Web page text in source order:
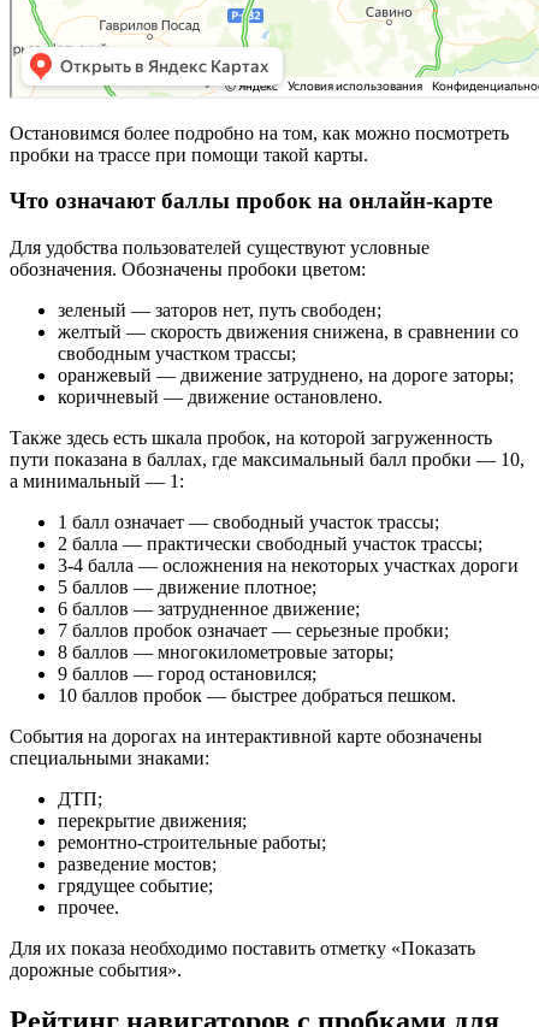
Остановимся более подробно на том, как можно посмотреть
пробки на трассе при помощи такой карты.
Что означают баллы пробок на онлайн-карте
Для удобства пользователей существуют условные
обозначения. Обозначены пробоки цветом:
зеленый — заторов нет, путь свободен;
желтый — скорость движения снижена, в сравнении со
свободным участком трассы;
оранжевый — движение затруднено, на дороге заторы;
коричневый — движение остановлено.
Также здесь есть шкала пробок, на которой загруженность
пути показана в баллах, где максимальный балл пробки — 10,
а минимальный — 1:
1 балл означает — свободный участок трассы;
2 балла — практически свободный участок трассы;
3-4 балла — осложнения на некоторых участках дороги
5 баллов — движение плотное;
6 баллов — затрудненное движение;
7 баллов пробок означает — серьезные пробки;
8 баллов — многокилометровые заторы;
9 баллов — город остановился;
10 баллов пробок — быстрее добраться пешком.
События на дорогах на интерактивной карте обозначены
специальными знаками:
ДТП;
перекрытие движения;
ремонтно-строительные работы;
разведение мостов;
грядущее событие;
прочее.
Для их показа необходимо поставить отметку «Показать
дорожные события».